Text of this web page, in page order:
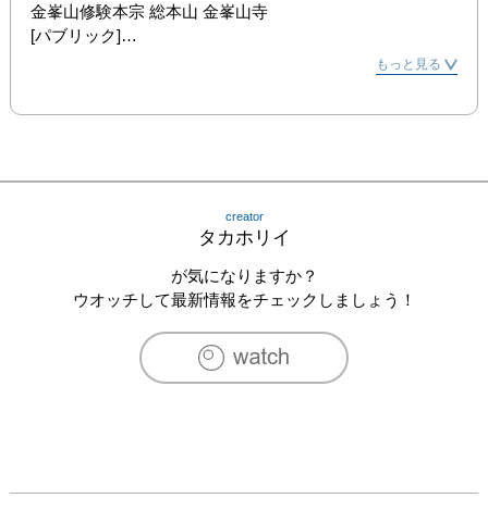
金峯山修験本宗 総本山 金峯山寺
[パブリック]
もっと見る
creator
タカホリイ
が気になりますか？
ウオッチして最新情報をチェックしましょう！